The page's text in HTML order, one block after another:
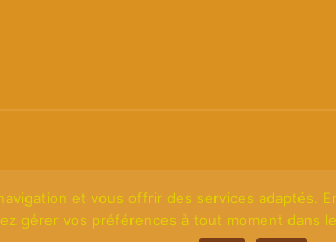
© 2026 L'atelier de Panora. parFabrice
et vous offrir des services adaptés.
gérer vos préférences à tout moment dans